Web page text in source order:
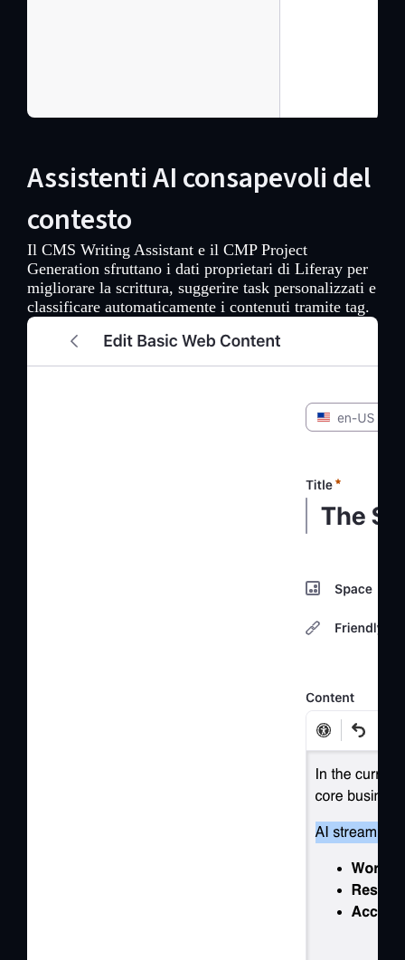
Assistenti AI consapevoli del
contesto
Il CMS Writing Assistant e il CMP Project
Generation sfruttano i dati proprietari di Liferay per
migliorare la scrittura, suggerire task personalizzati e
classificare automaticamente i contenuti tramite tag.